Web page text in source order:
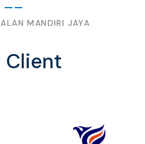
MANDIRI JAYA
Client